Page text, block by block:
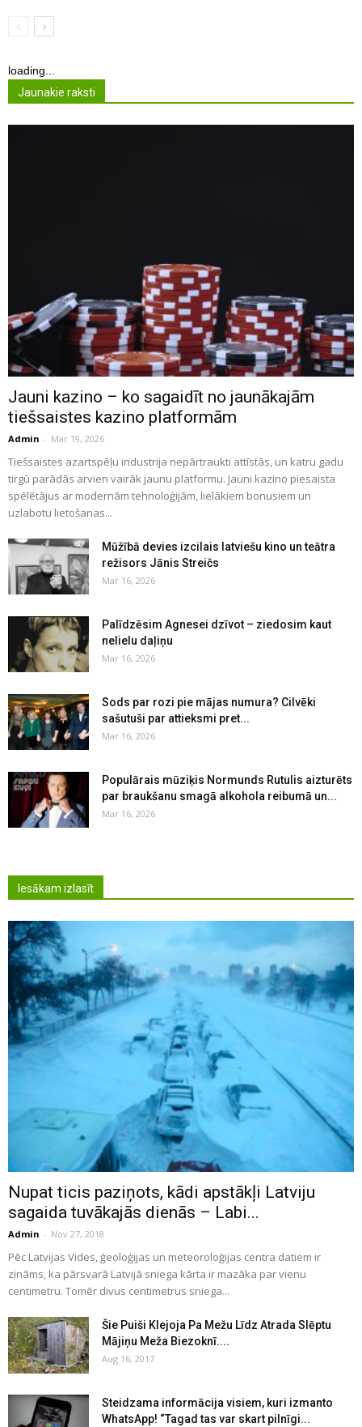
loading...
Jaunakie raksti
Jauni kazino – ko sagaidīt no jaunākajām
tiešsaistes kazino platformām
Admin - Mar 19, 2026
Tiešsaistes azartspēļu industrija nepārtraukti attīstās, un katru gadu
tirgū parādās arvien vairāk jaunu platformu. Jauni kazino piesaista
spēlētājus ar modernām tehnoloģijām, lielākiem bonusiem un
uzlabotu lietošanas...
Mūžībā devies izcilais latviešu kino un teātra
režisors Jānis Streičs
Mar 16, 2026
Palīdzēsim Agnesei dzīvot – ziedosim kaut
nelielu daļiņu
Mar 16, 2026
Sods par rozi pie mājas numura? Cilvēki
sašutuši par attieksmi pret...
Mar 16, 2026
Populārais mūziķis Normunds Rutulis aizturēts
par braukšanu smagā alkohola reibumā un...
Mar 16, 2026
Iesākam izlasīt
Nupat ticis paziņots, kādi apstākļi Latviju
sagaida tuvākajās dienās – Labi...
Admin - Nov 27, 2018
Pēc Latvijas Vides, ģeoloģijas un meteoroloģijas centra datiem ir
zināms, ka pārsvarā Latvijā sniega kārta ir mazāka par vienu
centimetru. Tomēr divus centimetrus sniega...
Šie Puiši Klejoja Pa Mežu Līdz Atrada Slēptu
Mājiņu Meža Biezoknī....
Aug 16, 2017
Steidzama informācija visiem, kuri izmanto
WhatsApp! “Tagad tas var skart pilnīgi...